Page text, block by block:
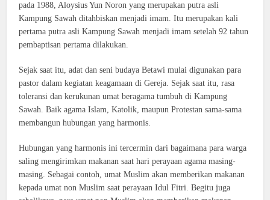
pada 1988, Aloysius Yun Noron yang merupakan putra asli
Kampung Sawah ditahbiskan menjadi imam. Itu merupakan kali
pertama putra asli Kampung Sawah menjadi imam setelah 92 tahun
pembaptisan pertama dilakukan.
Sejak saat itu, adat dan seni budaya Betawi mulai digunakan para
pastor dalam kegiatan keagamaan di Gereja. Sejak saat itu, rasa
toleransi dan kerukunan umat beragama tumbuh di Kampung
Sawah. Baik agama Islam, Katolik, maupun Protestan sama-sama
membangun hubungan yang harmonis.
Hubungan yang harmonis ini tercermin dari bagaimana para warga
saling mengirimkan makanan saat hari perayaan agama masing-
masing. Sebagai contoh, umat Muslim akan memberikan makanan
kepada umat non Muslim saat perayaan Idul Fitri. Begitu juga